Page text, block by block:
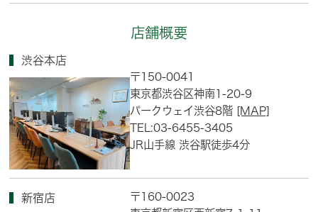
店舗概要
渋谷本店
〒150-0041
東京都渋谷区神南1-20-9
パークウェイ渋谷8階 [MAP]
TEL:03-6455-3405
JR山手線 渋谷駅徒歩4分
新宿店
〒160-0023